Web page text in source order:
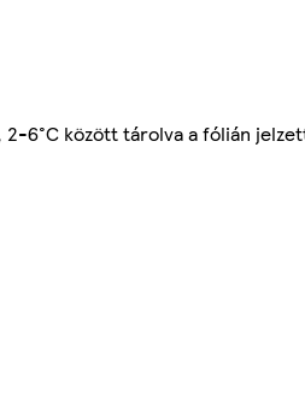
2-6°C között tárolva a fólián